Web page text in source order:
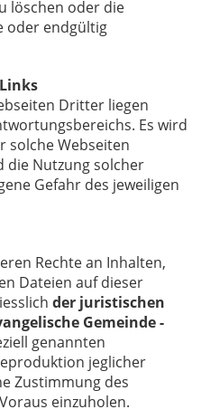
löschen oder die
oder endgültig
Dritter liegen
Es wird
solche Webseiten
die Nutzung solcher
Gefahr des jeweiligen
Rechte an Inhalten,
Dateien auf dieser
der juristischen
Gemeinde -
genannten
jeglicher
Zustimmung des
einzuholen.